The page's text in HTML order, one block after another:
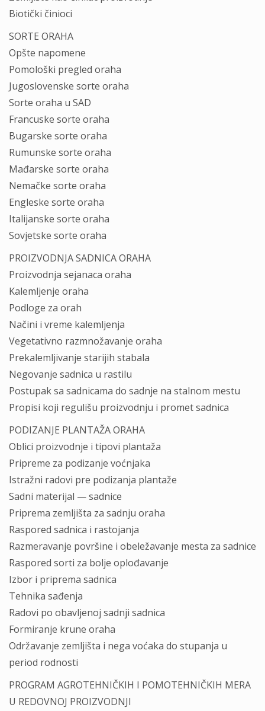
Biotički činioci
SORTE ORAHA
Opšte napomene
Pomološki pregled oraha
Jugoslovenske sorte oraha
Sorte oraha u SAD
Francuske sorte oraha
Bugarske sorte oraha
Rumunske sorte oraha
Mađarske sorte oraha
Nemačke sorte oraha
Engleske sorte oraha
Italijanske sorte oraha
Sovjetske sorte oraha
PROIZVODNJA SADNICA ORAHA
Proizvodnja sejanaca oraha
Kalemljenje oraha
Podloge za orah
Načini i vreme kalemljenja
Vegetativno razmnožavanje oraha
Prekalemljivanje starijih stabala
Negovanje sadnica u rastilu
Postupak sa sadnicama do sadnje na stalnom mestu
Propisi koji regulišu proizvodnju i promet sadnica
PODIZANJE PLANTAŽA ORAHA
Oblici proizvodnje i tipovi plantaža
Pripreme za podizanje voćnjaka
Istražni radovi pre podizanja plantaže
Sadni materijal — sadnice
Priprema zemljišta za sadnju oraha
Raspored sadnica i rastojanja
Razmeravanje površine i obeležavanje mesta za sadnice
Raspored sorti za bolje oplođavanje
Izbor i priprema sadnica
Tehnika sađenja
Radovi po obavljenoj sadnji sadnica
Formiranje krune oraha
Održavanje zemljišta i nega voćaka do stupanja u
period rodnosti
PROGRAM AGROTEHNIČKIH I POMOTEHNIČKIH MERA
U REDOVNOJ PROIZVODNJI